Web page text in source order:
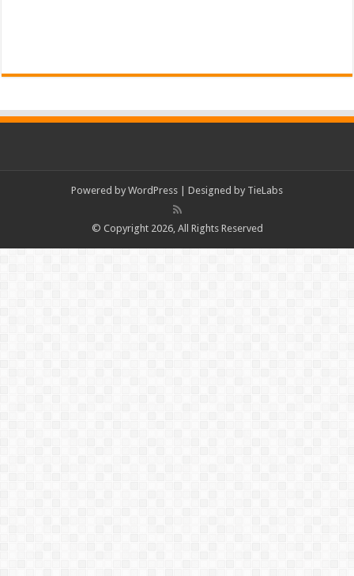
Powered by WordPress | Designed by TieLabs
© Copyright 2026, All Rights Reserved